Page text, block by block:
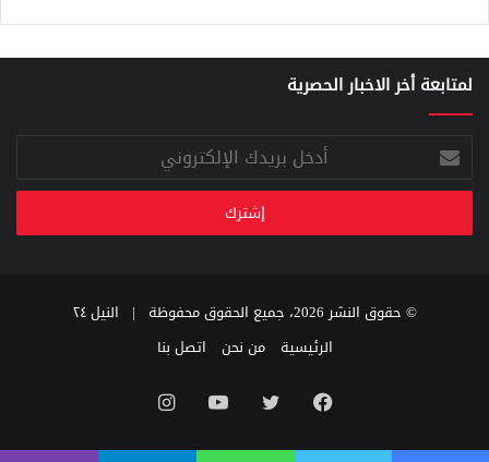
لمتابعة أخر الاخبار الحصرية
أدخل
بريدك
الإلكتروني
© حقوق النشر 2026، جميع الحقوق محفوظة |
النيل ٢٤
الرئيسية
من نحن اتصل بنا
فيسبوك تويتر يوتيوب